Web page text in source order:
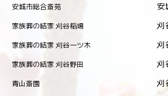
安城市総合斎苑 安
家族葬の結家 刈谷稲場 刈
家族葬の結家 刈谷一ツ木 刈
家族葬の結家 刈谷野田 刈
青山斎園 刈